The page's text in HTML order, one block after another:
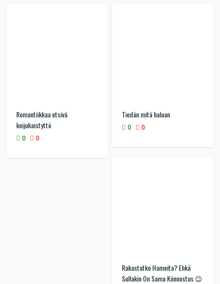
Romantiikkaa etsivä
keijukaistyttö
0 0
Tiedän mitä haluan
0 0
Rakastatko Hameita? Ehkä
Sullakin On Sama Kiinnostus 😉